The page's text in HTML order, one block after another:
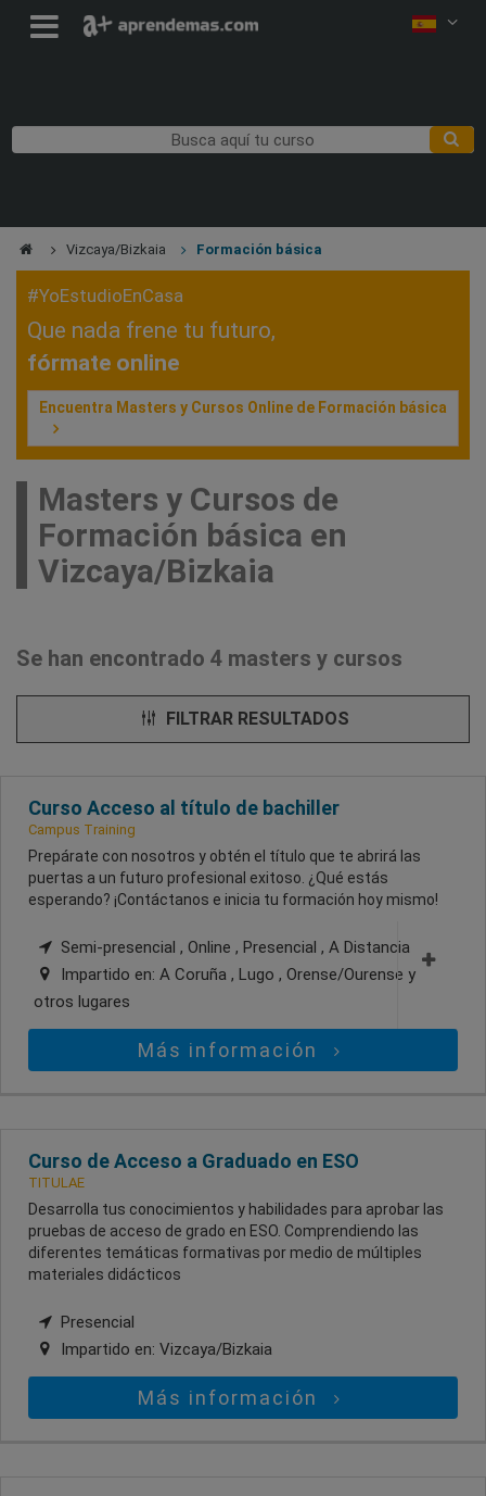
Vizcaya/Bizkaia Formación básica
#YoEstudioEnCasa
Que nada frene tu futuro,
fórmate online
Encuentra Masters y Cursos Online de Formación básica
Masters y Cursos de
Formación básica en
Vizcaya/Bizkaia
Se han encontrado 4 masters y cursos
FILTRAR RESULTADOS
Curso Acceso al título de bachiller
Campus Training
Prepárate con nosotros y obtén el título que te abrirá las
puertas a un futuro profesional exitoso. ¿Qué estás
esperando? ¡Contáctanos e inicia tu formación hoy mismo!
Semi-presencial , Online , Presencial , A Distancia
Impartido en: A Coruña , Lugo , Orense/Ourense y
otros lugares
Más información
Curso de Acceso a Graduado en ESO
TITULAE
Desarrolla tus conocimientos y habilidades para aprobar las
pruebas de acceso de grado en ESO. Comprendiendo las
diferentes temáticas formativas por medio de múltiples
materiales didácticos
Presencial
Impartido en: Vizcaya/Bizkaia
Más información